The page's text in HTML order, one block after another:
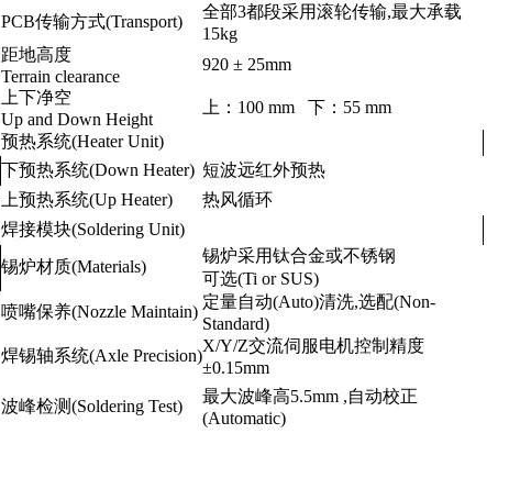
PCB传输方式(Transport)
全部3都段采用滚轮传输,最大承载
15kg
距地高度
Terrain clearance
920 ± 25mm
上下净空
Up and Down Height
上：100 mm 下：55 mm
预热系统(Heater Unit)
下预热系统(Down Heater) 短波远红外预热
上预热系统(Up Heater)
热风循环
焊接模块(Soldering Unit)
锡炉材质(Materials)
锡炉采用钛合金或不锈钢
可选(Ti or SUS)
喷嘴保养(Nozzle Maintain)
定量自动(Auto)清洗,选配(Non-
Standard)
焊锡轴系统(Axle Precision)
X/Y/Z交流伺服电机控制精度
±0.15mm
波峰检测(Soldering Test)
最大波峰高5.5mm ,自动校正
(Automatic)